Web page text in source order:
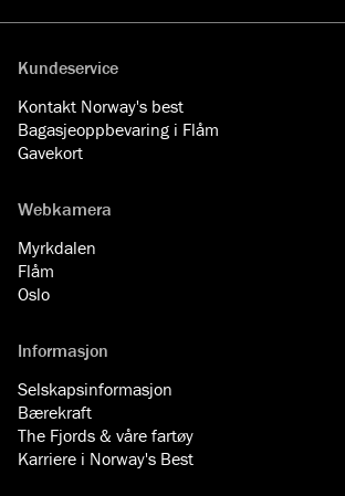
Kundeservice
Kontakt Norway's best
Bagasjeoppbevaring i Flåm
Gavekort
Webkamera
Myrkdalen
Flåm
Oslo
Informasjon
Selskapsinformasjon
Bærekraft
The Fjords & våre fartøy
Karriere i Norway's Best